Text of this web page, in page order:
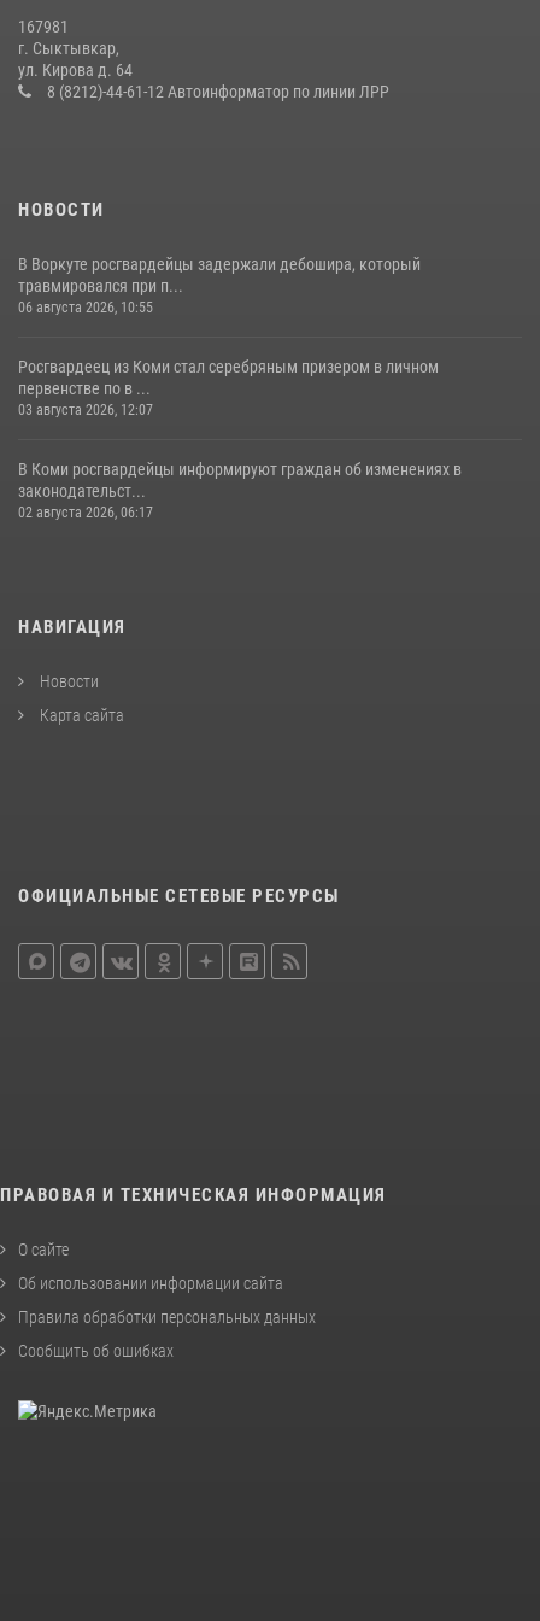
В Сыктывкаре состоялась торжественная присяга для
военнослужащих по призыву в Центре подготовки личного состава
167981
г. Сыктывкар,
ул. Кирова д. 64
8 (8212)-44-61-12 Автоинформатор по линии ЛРР
НОВОСТИ
В Воркуте росгвардейцы задержали дебошира, который
травмировался при п...
06 августа 2026, 10:55
Росгвардеец из Коми стал серебряным призером в личном
первенстве по в ...
03 августа 2026, 12:07
В Коми росгвардейцы информируют граждан об изменениях в
законодательст...
02 августа 2026, 06:17
НАВИГАЦИЯ
Новости
Карта сайта
ОФИЦИАЛЬНЫЕ СЕТЕВЫЕ РЕСУРСЫ
ПРАВОВАЯ И ТЕХНИЧЕСКАЯ ИНФОРМАЦИЯ
О сайте
Об использовании информации сайта
Правила обработки персональных данных
Сообщить об ошибках